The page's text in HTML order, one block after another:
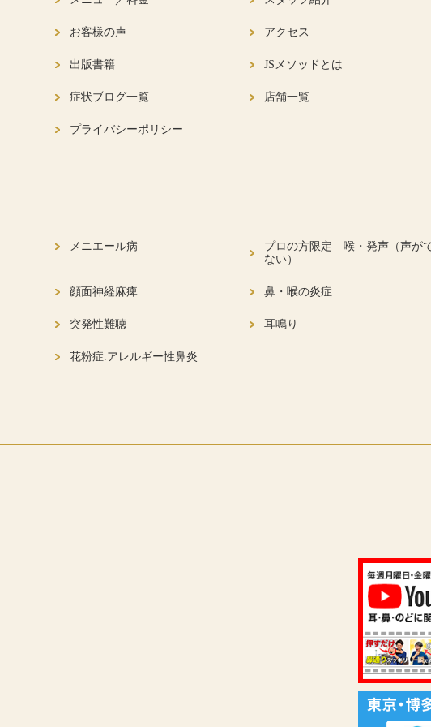
お客様の声 アクセス
出版書籍 JSメソッドとは
症状ブログ一覧 店舗一覧
プライバシーポリシー
メニエール病
プロの方限定 喉・発声（声が
ない）
顔面神経麻痺 鼻・喉の炎症
突発性難聴 耳鳴り
花粉症.アレルギー性鼻炎